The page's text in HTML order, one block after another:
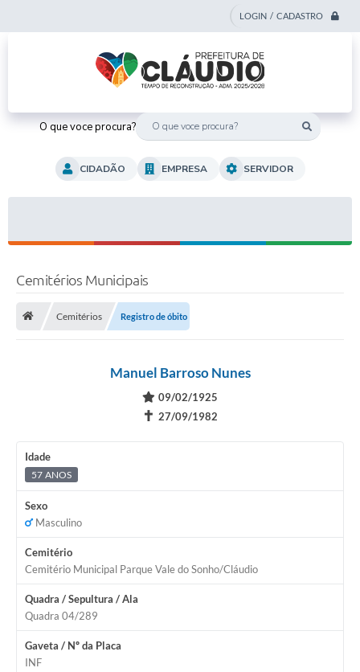
LOGIN / CADASTRO
O que voce procura?
CIDADÃO EMPRESA SERVIDOR
Cemitérios Municipais
Cemitérios Registro de óbito
Manuel Barroso Nunes
09/02/1925
✝ 27/09/1982
Idade
57 ANOS
Sexo
Masculino
Cemitério
Cemitério Municipal Parque Vale do Sonho/Cláudio
Quadra / Sepultura / Ala
Quadra 04/289
Gaveta / Nº da Placa
INF